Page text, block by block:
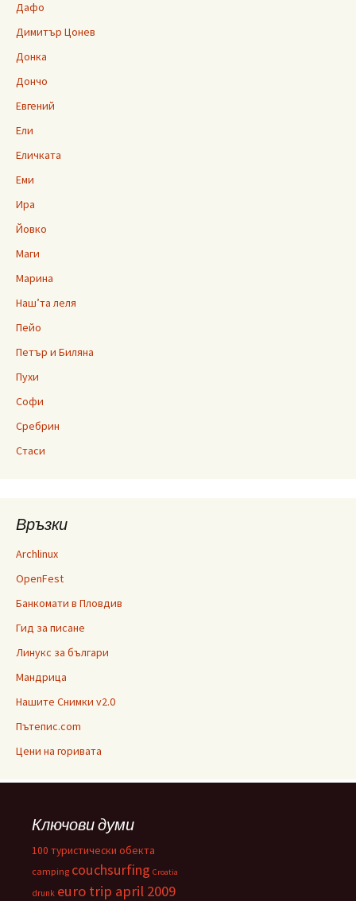
Дафо
Димитър Цонев
Донка
Дончо
Евгений
Ели
Еличката
Еми
Ира
Йовко
Маги
Марина
Наш’та леля
Пейо
Петър и Биляна
Пухи
Софи
Сребрин
Стаси
Връзки
Archlinux
OpenFest
Банкомати в Пловдив
Гид за писане
Линукс за българи
Мандрица
Нашите Снимки v2.0
Пътепис.com
Цени на горивата
Ключови думи
100 туристически обекта
camping couchsurfing Croatia
drunk euro trip april 2009